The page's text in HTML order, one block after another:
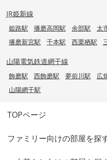
JR姫新線
姫路駅 播磨高岡駅 余部駅 太
播磨新宮駅
千本駅 西栗栖駅
山陽電気鉄道網干線
飾磨駅 西飾磨駅 夢前川駅 広
山陽網干駅
TOPページ
ファミリー向けの部屋を探